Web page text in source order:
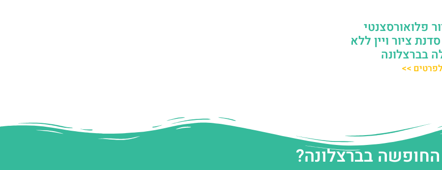
פלואורסצנטי
ציור ויין ללא
בברצלונה
לפרטים >>
בברצלונה?